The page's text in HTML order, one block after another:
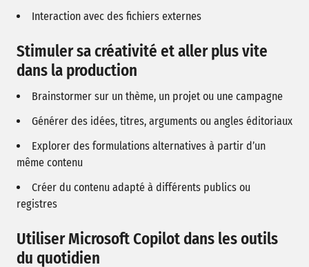
Interaction avec des fichiers externes
Stimuler sa créativité et aller plus vite
dans la production
Brainstormer sur un thème, un projet ou une campagne
Générer des idées, titres, arguments ou angles éditoriaux
Explorer des formulations alternatives à partir d’un
même contenu
Créer du contenu adapté à différents publics ou
registres
Utiliser Microsoft Copilot dans les outils
du quotidien